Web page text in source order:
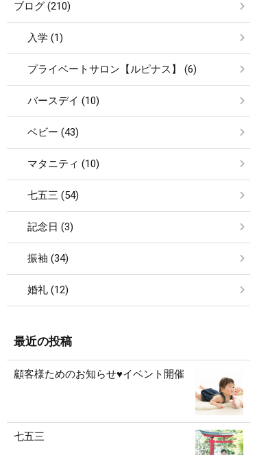
ブログ (210)
入学 (1)
プライベートサロン【ルピナス】 (6)
バースデイ (10)
ベビー (43)
マタニティ (10)
七五三 (54)
記念日 (3)
振袖 (34)
婚礼 (12)
最近の投稿
顧客様ためのお知らせ♥イベント開催
七五三